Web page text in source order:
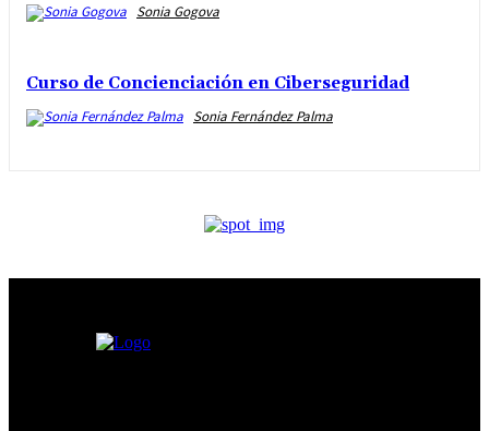
Sonia Gogova
Curso de Concienciación en Ciberseguridad
Sonia Fernández Palma